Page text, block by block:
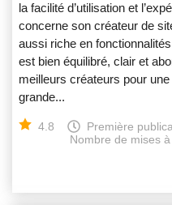
la facilité d’utilisation et
concerne son créateur de
aussi riche en
est bien équilibré, clair et
meilleurs créateurs pour
grande...
4.8 Première
Nombre de mises